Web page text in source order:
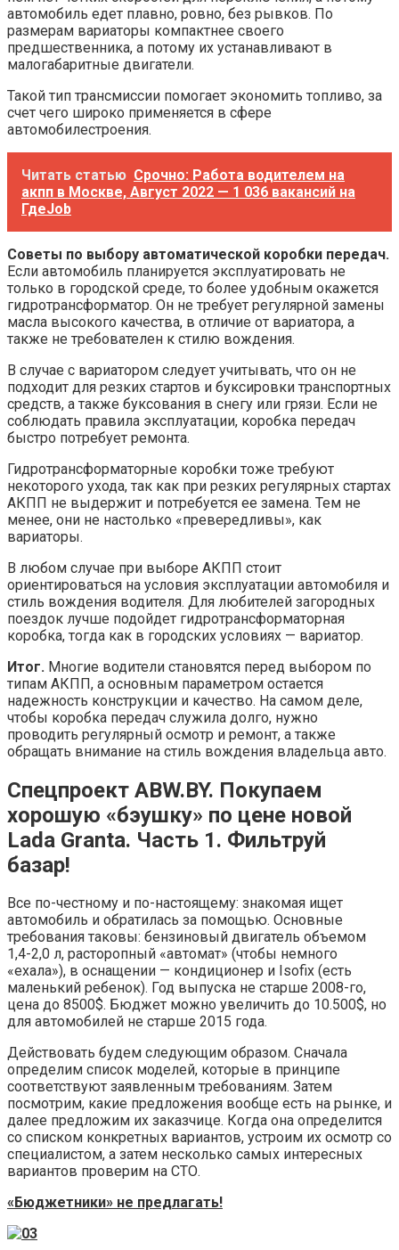
автомобиль едет плавно, ровно, без рывков. По
размерам вариаторы компактнее своего
предшественника, а потому их устанавливают в
малогабаритные двигатели.
Такой тип трансмиссии помогает экономить топливо, за
счет чего широко применяется в сфере
автомобилестроения.
Читать статью Срочно: Работа водителем на
акпп в Москве, Август 2022 — 1 036 вакансий на
ГдеJob
Советы по выбору автоматической коробки передач.
Если автомобиль планируется эксплуатировать не
только в городской среде, то более удобным окажется
гидротрансформатор. Он не требует регулярной замены
масла высокого качества, в отличие от вариатора, а
также не требователен к стилю вождения.
В случае с вариатором следует учитывать, что он не
подходит для резких стартов и буксировки транспортных
средств, а также буксования в снегу или грязи. Если не
соблюдать правила эксплуатации, коробка передач
быстро потребует ремонта.
Гидротрансформаторные коробки тоже требуют
некоторого ухода, так как при резких регулярных стартах
АКПП не выдержит и потребуется ее замена. Тем не
менее, они не настолько «превередливы», как
вариаторы.
В любом случае при выборе АКПП стоит
ориентироваться на условия эксплуатации автомобиля и
стиль вождения водителя. Для любителей загородных
поездок лучше подойдет гидротрансформаторная
коробка, тогда как в городских условиях — вариатор.
Итог. Многие водители становятся перед выбором по
типам АКПП, а основным параметром остается
надежность конструкции и качество. На самом деле,
чтобы коробка передач служила долго, нужно
проводить регулярный осмотр и ремонт, а также
обращать внимание на стиль вождения владельца авто.
Спецпроект ABW.BY. Покупаем
хорошую «бэушку» по цене новой
Lada Granta. Часть 1. Фильтруй
базар!
Все по-честному и по-настоящему: знакомая ищет
автомобиль и обратилась за помощью. Основные
требования таковы: бензиновый двигатель объемом
1,4-2,0 л, расторопный «автомат» (чтобы немного
«ехала»), в оснащении — кондиционер и Isofix (есть
маленький ребенок). Год выпуска не старше 2008-го,
цена до 8500$. Бюджет можно увеличить до 10.500$, но
для автомобилей не старше 2015 года.
Действовать будем следующим образом. Сначала
определим список моделей, которые в принципе
соответствуют заявленным требованиям. Затем
посмотрим, какие предложения вообще есть на рынке, и
далее предложим их заказчице. Когда она определится
со списком конкретных вариантов, устроим их осмотр со
специалистом, а затем несколько самых интересных
вариантов проверим на СТО.
«Бюджетники» не предлагать!